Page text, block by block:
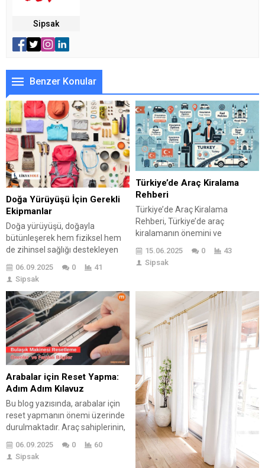
Sipsak
Benzer Konular
Doğa Yürüyüşü İçin Gerekli
Ekipmanlar
Doğa yürüyüşü, doğayla
bütünleşerek hem fiziksel hem
de zihinsel sağlığı destekleyen
yazısında, doğa yürüyüşü için
gerekli ekipmanların listesi,
yürüyüş sırasında dikkat edilmesi
gereken noktalar ve güvenlik
ipuçları ele alınmaktadır. Doğa
yürüyüşü sırasında rahat
ayakkabılar, sırt çantası, su şişesi
gibi temel ekipmanların yanı sıra,
hava koşullarına...
06.09.2025 0
41
Sipsak
Türkiye’de Araç Kiralama
Rehberi
Türkiye’de Araç Kiralama
Rehberi, Türkiye’de araç
kiralamanın önemini ve
süreçlerini kapsamlı bir şekilde
ele alıyor. Türkiye’de araç
kiralamak, seyahatlerinizde
yerel ulaşımı kolaylaştırıyor.
Makalede, araç kiralama
süreçleri, dikkat edilmesi gereken
unsurlar ve fiyat karşılaştırmaları
gibi önemli başlıklar yer alıyor.
Ayrıca, Türkiye’de araç kiralarken
göz önünde bulundurulması
gereken önemli...
15.06.2025 0
43
Sipsak
Arabalar için Reset Yapma:
Adım Adım Kılavuz
Bu blog yazısında, arabalar için
reset yapmanın önemi üzerinde
durulmaktadır. Araç sahiplerinin,
kullanabilmesi için reset işleminin
nasıl yapılacağına dair adım adım
06.09.2025 0
60
Sipsak